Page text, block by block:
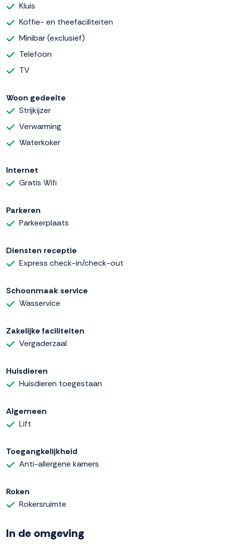
Kluis
Koffie- en theefaciliteiten
Minibar (exclusief)
Telefoon
TV
Woon gedeelte
Strijkijzer
Verwarming
Waterkoker
Internet
Gratis Wifi
Parkeren
Parkeerplaats
Diensten receptie
Express check-in/check-out
Schoonmaak service
Wasservice
Zakelijke faciliteiten
Vergaderzaal
Huisdieren
Huisdieren toegestaan
Algemeen
Lift
Toegangkelijkheid
Anti-allergene kamers
Roken
Rokersruimte
In de omgeving